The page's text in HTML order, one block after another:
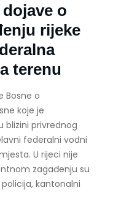
o
rijeke
terenu
Bosne o
koje je
blizini privrednog
federalni vodni
U rijeci nije
zagađenju su
kantonalni